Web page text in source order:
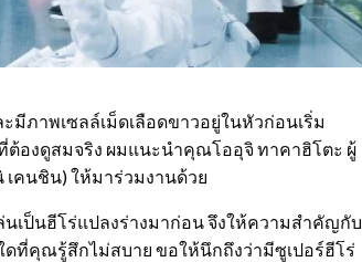
มีภาพเซลล์เม็ดเลือดขาวอยู่ในหัวก่อนเริ่ม
องดูสมจริง ผมแนะนำคุณโออุจิ ทาคาฮิโตะ ผู้
เคนชิน) ให้มาร่วมงานด้วย
เป็นฮีโร่แปลงร่างมาก่อน จึงให้ความสำคัญกับ
ดที่คุณรู้สึกไม่สบาย ขอให้นึกถึงว่ามีซูเปอร์ฮีโร่